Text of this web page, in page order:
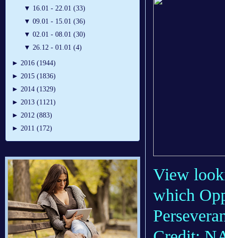
▼ 16.01 - 22.01 (33)
▼ 09.01 - 15.01 (36)
▼ 02.01 - 08.01 (30)
▼ 26.12 - 01.01 (4)
► 2016 (1944)
► 2015 (1836)
► 2014 (1329)
► 2013 (1121)
► 2012 (883)
► 2011 (172)
View
which